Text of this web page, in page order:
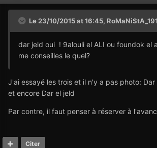
Le 23/10/2015 at 16:45,
dar jeld oui ! 9alouli el ALI ou foundok el
me conseilles le quel?
J'ai essayé les trois et il n'y a pas photo:
et encore Dar el jeld
Par contre, il faut penser à réserver à
Citer